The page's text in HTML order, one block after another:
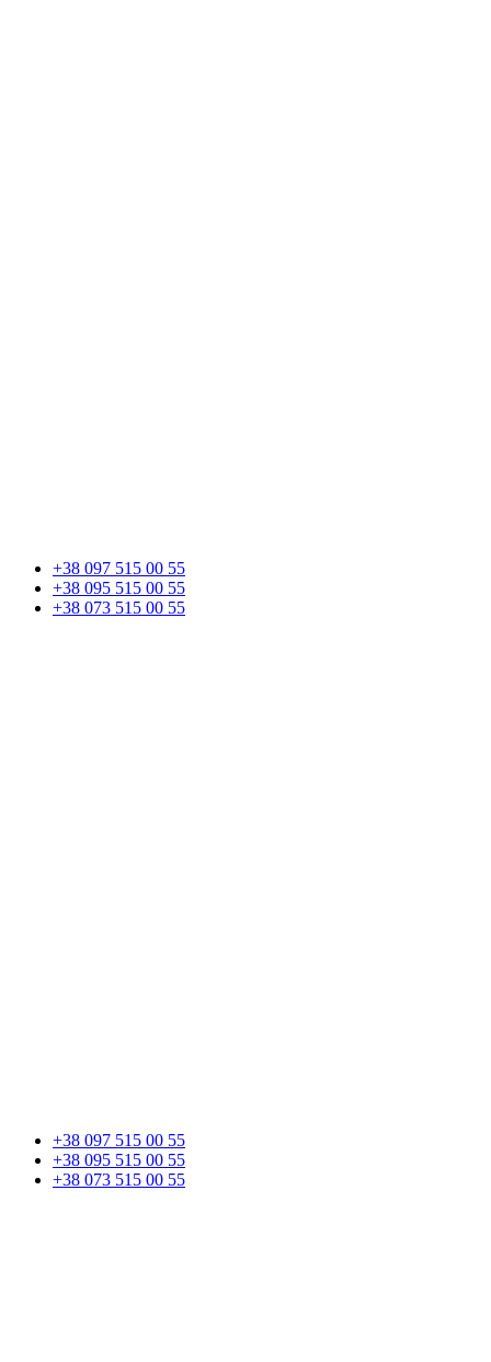
+38 097 515 00 55
+38 095 515 00 55
+38 073 515 00 55
+38 097 515 00 55
+38 095 515 00 55
+38 073 515 00 55